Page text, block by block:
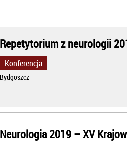
Repetytorium z neurologii
Konferencja
Bydgoszcz
Neurologia 2019 – XV